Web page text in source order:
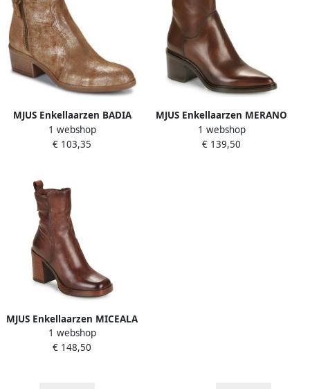
MJUS Enkellaarzen BADIA
1 webshop
€ 103,35
MJUS Enkellaarzen MERANO
1 webshop
€ 139,50
MJUS Enkellaarzen MICEALA
2
1 webshop
€ 148,50